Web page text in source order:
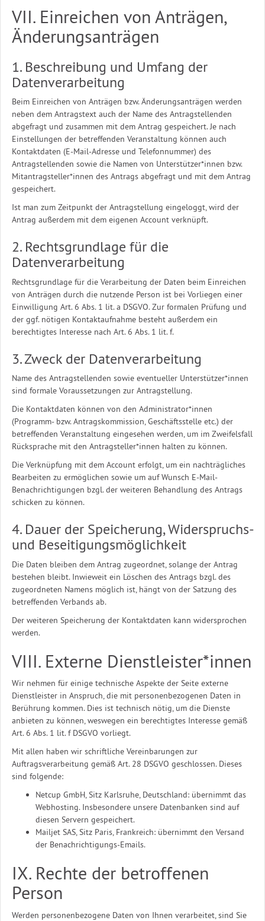
VII. Einreichen von Anträgen,
Änderungsanträgen
1. Beschreibung und Umfang der
Datenverarbeitung
Beim Einreichen von Anträgen bzw. Änderungsanträgen werden
neben dem Antragstext auch der Name des Antragstellenden
abgefragt und zusammen mit dem Antrag gespeichert. Je nach
Einstellungen der betreffenden Veranstaltung können auch
Kontaktdaten (E-Mail-Adresse und Telefonnummer) des
Antragstellenden sowie die Namen von Unterstützer*innen bzw.
Mitantragsteller*innen des Antrags abgefragt und mit dem Antrag
gespeichert.
Ist man zum Zeitpunkt der Antragstellung eingeloggt, wird der
Antrag außerdem mit dem eigenen Account verknüpft.
2. Rechtsgrundlage für die
Datenverarbeitung
Rechtsgrundlage für die Verarbeitung der Daten beim Einreichen
von Anträgen durch die nutzende Person ist bei Vorliegen einer
Einwilligung Art. 6 Abs. 1 lit. a DSGVO. Zur formalen Prüfung und
der ggf. nötigen Kontaktaufnahme besteht außerdem ein
berechtigtes Interesse nach Art. 6 Abs. 1 lit. f.
3. Zweck der Datenverarbeitung
Name des Antragstellenden sowie eventueller Unterstützer*innen
sind formale Voraussetzungen zur Antragstellung.
Die Kontaktdaten können von den Administrator*innen
(Programm- bzw. Antragskommission, Geschäftsstelle etc.) der
betreffenden Veranstaltung eingesehen werden, um im Zweifelsfall
Rücksprache mit den Antragsteller*innen halten zu können.
Die Verknüpfung mit dem Account erfolgt, um ein nachträgliches
Bearbeiten zu ermöglichen sowie um auf Wunsch E-Mail-
Benachrichtigungen bzgl. der weiteren Behandlung des Antrags
schicken zu können.
4. Dauer der Speicherung, Widerspruchs-
und Beseitigungsmöglichkeit
Die Daten bleiben dem Antrag zugeordnet, solange der Antrag
bestehen bleibt. Inwieweit ein Löschen des Antrags bzgl. des
zugeordneten Namens möglich ist, hängt von der Satzung des
betreffenden Verbands ab.
Der weiteren Speicherung der Kontaktdaten kann widersprochen
werden.
VIII. Externe Dienstleister*innen
Wir nehmen für einige technische Aspekte der Seite externe
Dienstleister in Anspruch, die mit personenbezogenen Daten in
Berührung kommen. Dies ist technisch nötig, um die Dienste
anbieten zu können, weswegen ein berechtigtes Interesse gemäß
Art. 6 Abs. 1 lit. f DSGVO vorliegt.
Mit allen haben wir schriftliche Vereinbarungen zur
Auftragsverarbeitung gemäß Art. 28 DSGVO geschlossen. Dieses
sind folgende:
Netcup GmbH, Sitz Karlsruhe, Deutschland: übernimmt das
Webhosting. Insbesondere unsere Datenbanken sind auf
diesen Servern gespeichert.
Mailjet SAS, Sitz Paris, Frankreich: übernimmt den Versand
der Benachrichtigungs-Emails.
IX. Rechte der betroffenen
Person
Werden personenbezogene Daten von Ihnen verarbeitet, sind Sie